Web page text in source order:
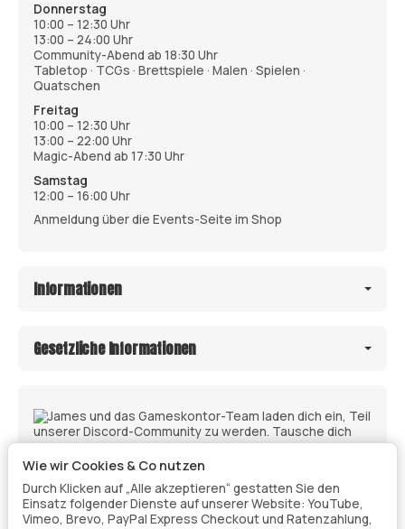
Donnerstag
10:00 – 12:30 Uhr
13:00 – 24:00 Uhr
Community-Abend ab 18:30 Uhr
Tabletop · TCGs · Brettspiele · Malen · Spielen ·
Quatschen
Freitag
10:00 – 12:30 Uhr
13:00 – 22:00 Uhr
Magic-Abend ab 17:30 Uhr
Samstag
12:00 – 16:00 Uhr
Anmeldung über die Events-Seite im Shop
Informationen
Gesetzliche Informationen
Wie wir Cookies & Co nutzen
Durch Klicken auf „Alle akzeptieren“ gestatten Sie den
Einsatz folgender Dienste auf unserer Website: YouTube,
Vimeo, Brevo, PayPal Express Checkout und Ratenzahlung,